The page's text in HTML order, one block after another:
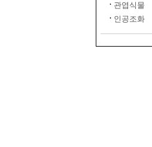
관엽식물
인공조화